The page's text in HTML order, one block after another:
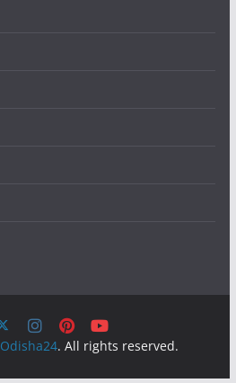
Odisha24. All rights reserved.